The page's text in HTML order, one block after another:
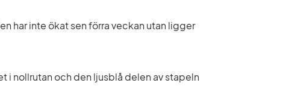
har inte ökat sen förra veckan utan ligger
i nollrutan och den ljusblå delen av stapeln